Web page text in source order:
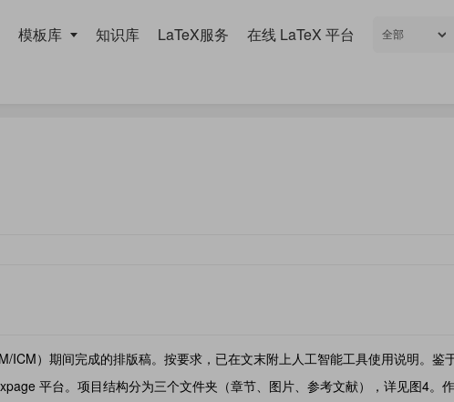
模板库 知识库 LaTeX服务 在线 LaTeX 平台
ICM）期间完成的排版稿。按要求，已在文末附上人工智能工具使用说明。鉴
平台。项目结构分为三个文件夹（章节、图片、参考文献），详见图4。作